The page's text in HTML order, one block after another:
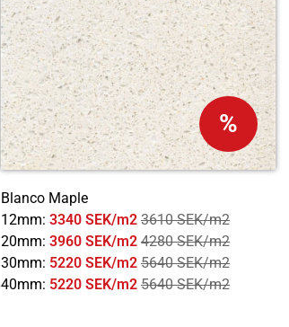
%
Blanco Maple
12mm: 3340 SEK/m2 3610 SEK/m2
20mm: 3960 SEK/m2 4280 SEK/m2
30mm: 5220 SEK/m2 5640 SEK/m2
40mm: 5220 SEK/m2 5640 SEK/m2